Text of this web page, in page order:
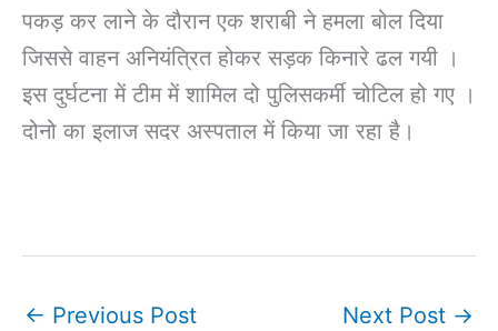
पकड़ कर लाने के दौरान एक शराबी ने हमला बोल दिया
जिससे वाहन अनियंत्रित होकर सड़क किनारे ढल गयी ।
इस दुर्घटना में टीम में शामिल दो पुलिसकर्मी चोटिल हो गए ।
दोनो का इलाज सदर अस्पताल में किया जा रहा है।
← Previous Post Next Post →